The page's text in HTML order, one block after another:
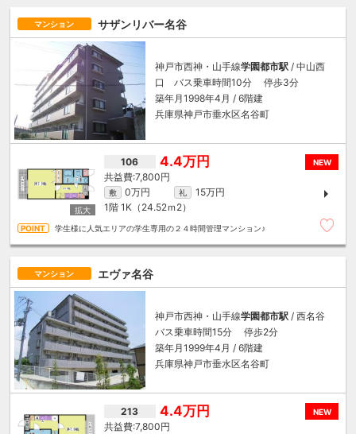
マンション サザンリバー名谷
神戸市西神・山手線学園都市駅 / 中山西
口 バス乗車時間10分 停歩3分
築年月1998年4月 / 6階建
兵庫県神戸市垂水区名谷町
NEW
106 4.4万円
7,800円
敷 0万円 礼
15万円
1階 1K（24.52ｍ 2）
学生様に人気エリアの学生専用の２４時間管理マンション♪
マンション エヴァ名谷
神戸市西神・山手線学園都市駅 / 西名谷
バス乗車時間15分 停歩2分
築年月1999年4月 / 6階建
兵庫県神戸市垂水区名谷町
NEW
213 4.4万円
7,800円